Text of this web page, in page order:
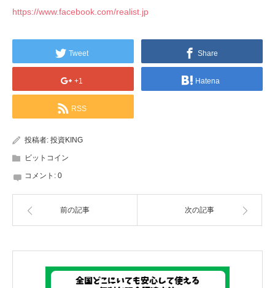
https://www.facebook.com/realist.jp
Tweet Share
+1 Hatena
RSS
投稿者: 投資KING
ビットコイン
コメント: 0
前の記事 次の記事